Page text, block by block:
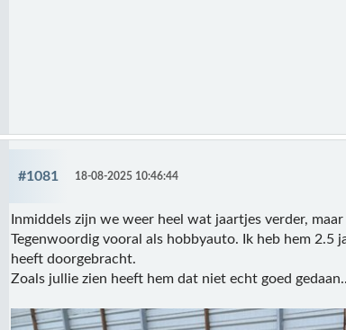
#1081 18-08-2025 10:46:44
Inmiddels zijn we weer heel wat jaartjes verder,
Tegenwoordig vooral als hobbyauto. Ik heb hem
heeft doorgebracht.
Zoals jullie zien heeft hem dat niet echt goed gedaan..